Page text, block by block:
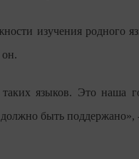
изучения родного
он.
языков. Это наша
должно быть